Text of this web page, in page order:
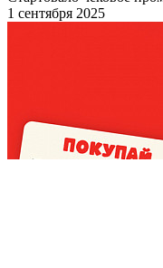
1 сентября 2025